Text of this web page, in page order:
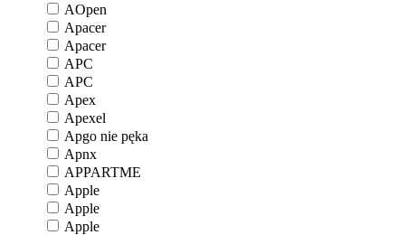
AOpen
Apacer
Apacer
APC
APC
Apex
Apexel
Apgo nie pęka
Apnx
APPARTME
Apple
Apple
Apple